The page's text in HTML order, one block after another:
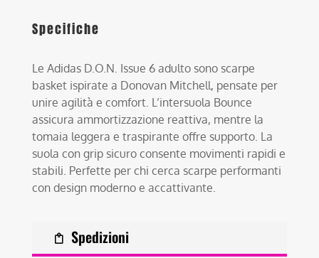
Specifiche
Le Adidas D.O.N. Issue 6 adulto sono scarpe
basket ispirate a Donovan Mitchell, pensate per
unire agilità e comfort. L’intersuola Bounce
assicura ammortizzazione reattiva, mentre la
tomaia leggera e traspirante offre supporto. La
suola con grip sicuro consente movimenti rapidi e
stabili. Perfette per chi cerca scarpe performanti
con design moderno e accattivante.
Spedizioni